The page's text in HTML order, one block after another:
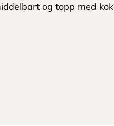
og topp med